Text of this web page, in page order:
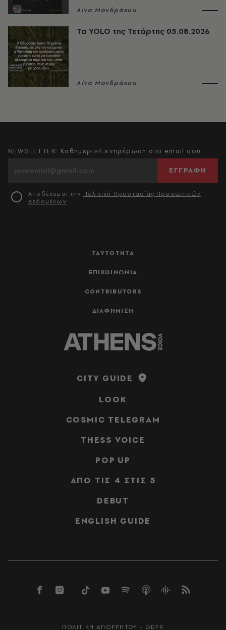
Λίνα Μανδράκου
Τα YOLO της Τετάρτης 05.08.2026
Λίνα Μανδράκου
ΤΑΥΤΟΤΗΤΑ
ΕΠΙΚΟΙΝΩΝΙΑ
CONTRIBUTORS
ΔΙΑΦΗΜΙΣΗ
NEWSLETTER: Καθημερινή ενημέρωση στο email σου
ΕΓΓΡΑΦΗ
Αποδέχομαι την Πολιτική Προστασίας Προσωπικών
Δεδομένων
CITY GUIDE
LOOK
COSMIC TELEGRAM
THESS VOICE
POP UP
ΑΠΟ ΤΙΣ 4 ΣΤΙΣ 5
DEBUT
ENGLISH GUIDE
ΠΟΛΙΤΙΚΗ ΑΠΟΡΡΗΤΟΥ - GDPR